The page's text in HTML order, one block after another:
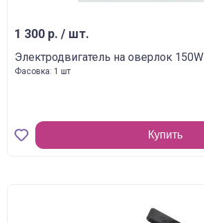
1 300 р. / шт.
Электродвигатель на оверлок 150W
Фасовка: 1 шт
Купить